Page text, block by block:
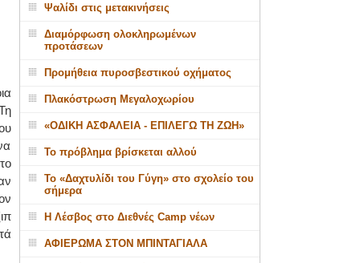
Ψαλίδι στις μετακινήσεις
Διαμόρφωση ολοκληρωμένων
προτάσεων
Προμήθεια πυροσβεστικού οχήματος
Πλακόστρωση Μεγαλοχωρίου
«ΟΔΙΚΗ ΑΣΦΑΛΕΙΑ - ΕΠΙΛΕΓΩ ΤΗ ΖΩΗ»
Το πρόβλημα βρίσκεται αλλού
Το «Δαχτυλίδι του Γύγη» στο σχολείο του
σήμερα
Η Λέσβος στο Διεθνές Camp νέων
ΑΦΙΕΡΩΜΑ ΣΤΟΝ ΜΠΙΝΤΑΓΙΑΛΑ